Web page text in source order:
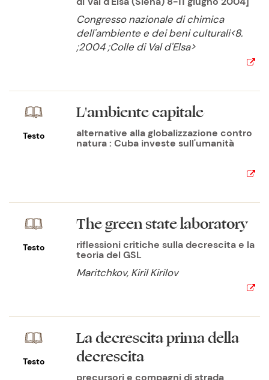
Congresso nazionale di chimica
dell'ambiente e dei beni culturali<8.
;2004 ;Colle di Val d'Elsa>
Testo
L'ambiente capitale
alternative alla globalizzazione contro
natura : Cuba investe sull'umanità
Testo
The green state laboratory
riflessioni critiche sulla decrescita e la
teoria del GSL
Maritchkov, Kiril Kirilov
Testo
La decrescita prima della
decrescita